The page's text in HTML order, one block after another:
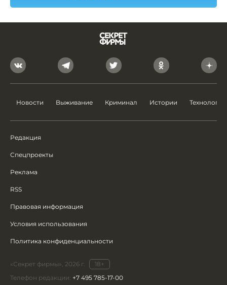
Новости Выживание Криминал Истории Технологии
Редакция
Спецпроекты
Реклама
RSS
Правовая информация
Условия использования
Политика конфиденциальности
«Секрет фирмы», 2026 г.
18+
Телефон редакции: +7 495 785-17-00